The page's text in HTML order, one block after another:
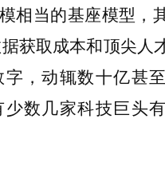
相当的基座模型，
获取成本和顶尖人
，动辄数十亿甚
数几家科技巨头